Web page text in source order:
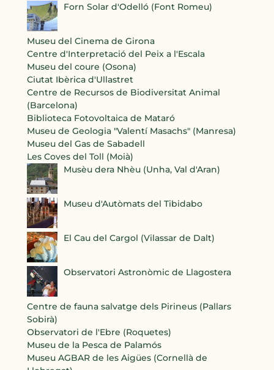
Forn Solar d'Odelló (Font Romeu)
Museu del Cinema de Girona
Centre d'Interpretació del Peix a l'Escala
Museu del coure (Osona)
Ciutat Ibèrica d'Ullastret
Centre de Recursos de Biodiversitat Animal
(Barcelona)
Biblioteca Fotovoltaica de Mataró
Museu de Geologia "Valentí Masachs" (Manresa)
Museu del Gas de Sabadell
Les Coves del Toll (Moià)
Musèu dera Nhèu (Unha, Val d'Aran)
Museu d'Autòmats del Tibidabo
El Cau del Cargol (Vilassar de Dalt)
Observatori Astronòmic de Llagostera
Centre de fauna salvatge dels Pirineus (Pallars
Sobirà)
Observatori de l'Ebre (Roquetes)
Museu de la Pesca de Palamós
Museu AGBAR de les Aigües (Cornellà de